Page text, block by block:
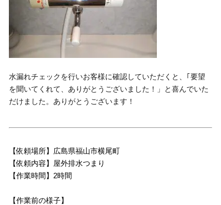
水漏れチェックを行いお客様に確認していただくと、｢要望
を聞いてくれて、ありがとうございました！」と喜んでいた
だけました。ありがとうございます！
【依頼場所】広島県福山市横尾町
【依頼内容】屋外排水つまり
【作業時間】2時間
【作業前の様子】